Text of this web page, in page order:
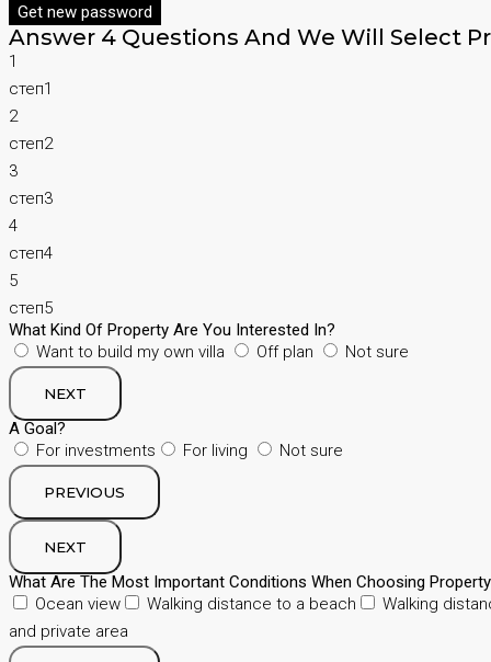
Get new password
Answer 4 Questions And We Will Select
1
степ1
2
степ2
3
степ3
4
степ4
5
степ5
What Kind Of Property Are You Interested In?
Want to build my own villa
Off plan Not sure
NEXT
A Goal?
For investments
For living Not sure
PREVIOUS
NEXT
What Are The Most Important Conditions When Choosing
Ocean view
Walking distance to a beach
Walking
and private area